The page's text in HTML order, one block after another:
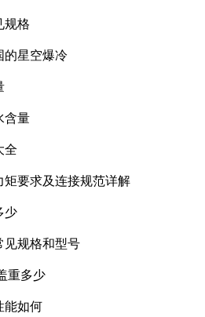
规格
的星空爆冷
含量
全
矩要求及连接规范详解
少
见规格和型号
重多少
能如何